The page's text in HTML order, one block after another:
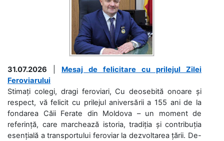
31.07.2026
Mesaj de felicitare cu prilejul Zilei
Feroviarului
Stimați colegi, dragi feroviari, Cu deosebită onoare și
respect, vă felicit cu prilejul aniversării a 155 ani de la
fondarea Căii Ferate din Moldova – un moment de
referință, care marchează istoria, tradiția și contribuția
esențială a transportului feroviar la dezvoltarea țării. De-